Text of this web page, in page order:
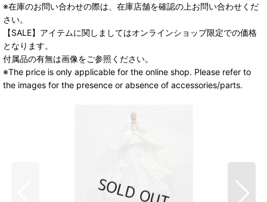
※在庫のお問い合わせの際は、在庫店舗を確認の上お問い合わせくだ
さい。
【SALE】アイテムに関しましてはオンラインショップ限定での価格
となります。
付属品の有無は画像をご参照ください。
※The price is only applicable for the online shop. Please refer to
the images for the presence or absence of accessories/parts.